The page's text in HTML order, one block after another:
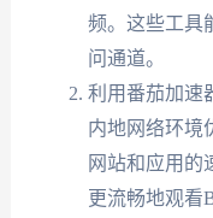
频。这些工具
问通道。
利用番茄加速
内地网络环境
网站和应用的
更流畅地观看